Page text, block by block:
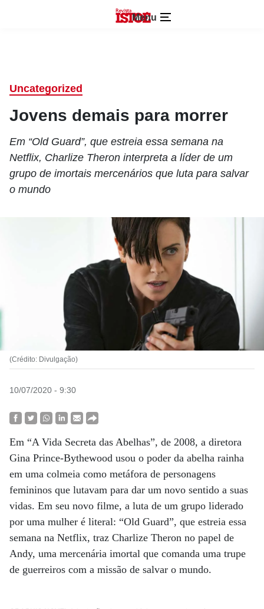
Menu
Uncategorized
Jovens demais para morrer
Em “Old Guard”, que estreia essa semana na
Netflix, Charlize Theron interpreta a líder de um
grupo de imortais mercenários que luta para salvar
o mundo
(Crédito: Divulgação)
10/07/2020 - 9:30
Em “A Vida Secreta das Abelhas”, de 2008, a diretora
Gina Prince-Bythewood usou o poder da abelha rainha
em uma colmeia como metáfora de personagens
femininos que lutavam para dar um novo sentido a suas
vidas. Em seu novo filme, a luta de um grupo liderado
por uma mulher é literal: “Old Guard”, que estreia essa
semana na Netflix, traz Charlize Theron no papel de
Andy, uma mercenária imortal que comanda uma trupe
de guerreiros com a missão de salvar o mundo.